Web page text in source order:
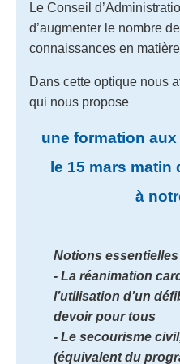
Le Conseil
d’augmenter le nombre
connaissances en
Dans cette optique nous
qui nous propose
une formation
le 15 mars matin
à
Notions
- La réanimation
l’utilisation d’un
devoir pour tous
- Le secourisme
(équivalent du